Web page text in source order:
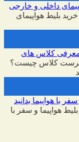
داخلی و خارجی
بلیط هواپیمای
کلاس های
فرست کلاس چیست؟
با هواپیما بدانید
هواپیما و سفر با